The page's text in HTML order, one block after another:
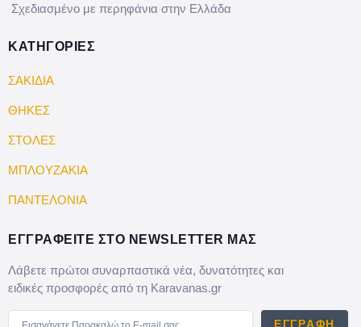
Σχεδιασμένο με περηφάνια στην Ελλάδα
ΚΑΤΗΓΟΡΙΕΣ
ΣΑΚΙΔΙΑ
ΘΗΚΕΣ
ΣΤΟΛΕΣ
ΜΠΛΟΥΖΑΚΙΑ
ΠΑΝΤΕΛΟΝΙΑ
ΕΓΓΡΑΦΕΙΤΕ ΣΤΟ NEWSLETTER ΜΑΣ
Λάβετε πρώτοι συναρπαστικά νέα, δυνατότητες και
ειδικές προσφορές από τη Karavanas.gr
ΕΓΓΡΑΦΉ